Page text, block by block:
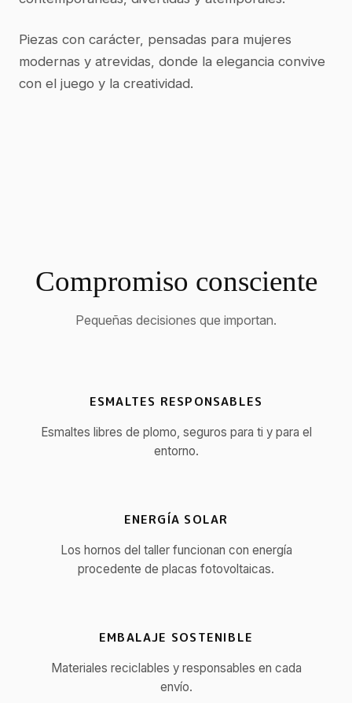
Piezas con carácter, pensadas para mujeres
modernas y atrevidas, donde la elegancia convive
con el juego y la creatividad.
Compromiso consciente
Pequeñas decisiones que importan.
ESMALTES RESPONSABLES
Esmaltes libres de plomo, seguros para ti y para el
entorno.
ENERGÍA SOLAR
Los hornos del taller funcionan con energía
procedente de placas fotovoltaicas.
EMBALAJE SOSTENIBLE
Materiales reciclables y responsables en cada
envío.